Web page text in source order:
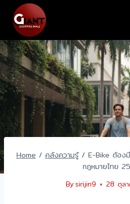
content
Home / คลังความรู้ / E-Bike ต้อง
กฎหมายไทย
Bysirijin9 28 ตุล